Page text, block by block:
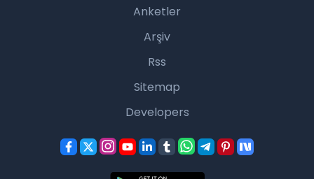
Anketler
Arşiv
Rss
Sitemap
Developers